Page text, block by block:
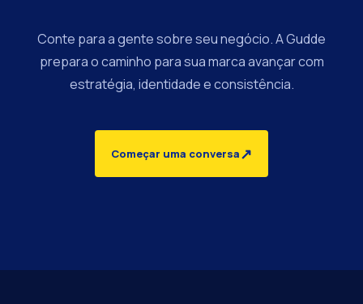
Conte para a gente sobre seu negócio. A Gudde
prepara o caminho para sua marca avançar com
estratégia, identidade e consistência.
Começar uma conversa↗